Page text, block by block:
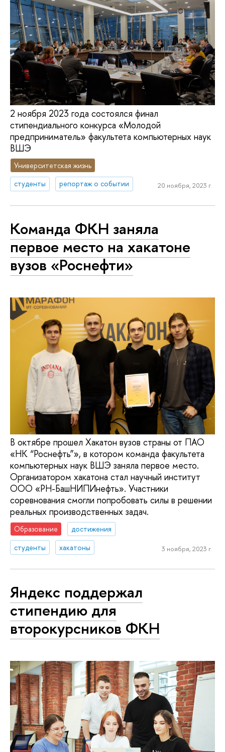
2 ноября 2023 года состоялся финал
стипендиального конкурса «Молодой
предприниматель» факультета компьютерных наук
ВШЭ
Университетская жизнь
студенты
репортаж о событии 20 ноября, 2023 г.
Команда ФКН заняла
первое место на хакатоне
вузов «Роснефти»
В октябре прошел Хакатон вузов страны от ПАО
«НК “Роснефть”», в котором команда факультета
компьютерных наук ВШЭ заняла первое место.
Организатором хакатона стал научный институт
ООО «РН-БашНИПИнефть». Участники
соревнования смогли попробовать силы в решении
реальных производственных задач.
Образование
достижения
студенты
хакатоны 3 ноября, 2023 г.
Яндекс поддержал
стипендию для
второкурсников ФКН